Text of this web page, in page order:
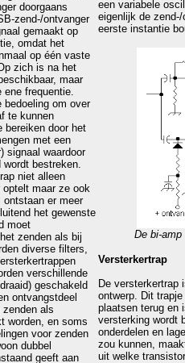
doorgaans
zend-/ontvanger
gemaakt op
omdat het
op één vaste
zich is na het
maar
ene frequentie.
bedoeling om over
te kunnen
door het
met een
signaal waardoor
wordt bestreken.
niet alleen
maar ze ook
er meer
het gewenste
moet
zenden als bij
diverse filters,
verschillende
geschakeld
ontvangstdeel
als
worden, en soms
voor zenden
dubbel
geeft aan
een variabele
eigenlijk de
eerste instantie
De bi-
Versterkertrap
De versterkertrap
ontwerp. Dit
plaatsen terug en
versterking wordt
onderdelen en
zou kunnen,
uit welke